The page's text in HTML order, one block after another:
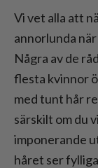
Populära
år
Tips för
Slutsats:
över 60 år
Vi vet alla att
annorlunda
Några av de
flesta kvinnor
med tunt hår
särskilt om du
imponerande
håret ser